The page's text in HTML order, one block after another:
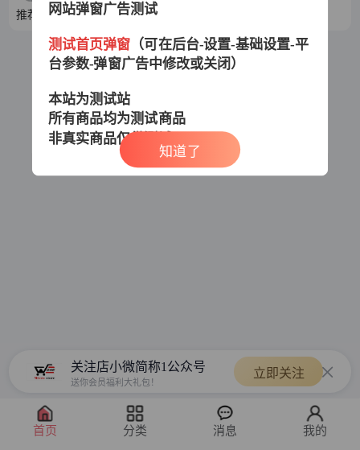
推荐目录1 推荐目录2 推荐目录3
关注店小微简称1公众号
送你会员福利大礼包！
立即关注
网站弹窗广告测试
测试首页弹窗 （可在后台-设置-基础设置-平
台参数-弹窗广告中修改或关闭）
本站为测试站
所有商品均为测试商品
非真实商品仅供测试
知道了
首页 分类 消息 我的